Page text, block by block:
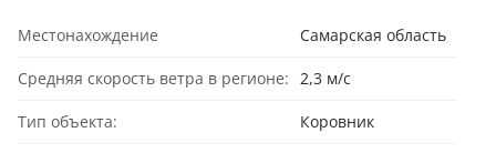
Местонахождение Самарская область
Средняя скорость ветра в регионе: 2,3 м/с
Тип объекта: Коровник